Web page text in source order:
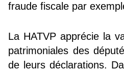
fraude fiscale par
La HATVP apprécie la
patrimoniales des
de leurs déclarations.